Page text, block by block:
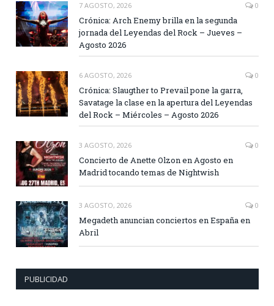
7 AGOSTO, 2026 0
Crónica: Arch Enemy brilla en la segunda
jornada del Leyendas del Rock – Jueves –
Agosto 2026
6 AGOSTO, 2026 0
Crónica: Slaugther to Prevail pone la garra,
Savatage la clase en la apertura del Leyendas
del Rock – Miércoles – Agosto 2026
3 AGOSTO, 2026 0
Concierto de Anette Olzon en Agosto en
Madrid tocando temas de Nightwish
3 AGOSTO, 2026 0
Megadeth anuncian conciertos en España en
Abril
PUBLICIDAD